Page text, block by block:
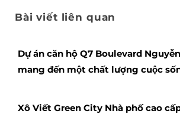
Bài viết liên quan
Dự án căn hộ Q7 Boulevard
mang đến một chất lượng cuộc
Xô Viết Green City Nhà phố cao